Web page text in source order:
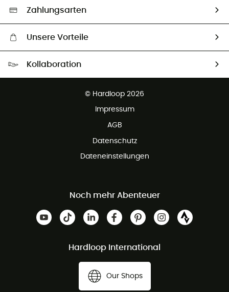
Auswahl an nachhaltigen Produkten
Zahlungsarten
Unsere Vorteile
Kollaboration
© Hardloop 2026
Impressum
AGB
Datenschutz
Dateneinstellungen
Noch mehr Abenteuer
Hardloop International
Our Shops